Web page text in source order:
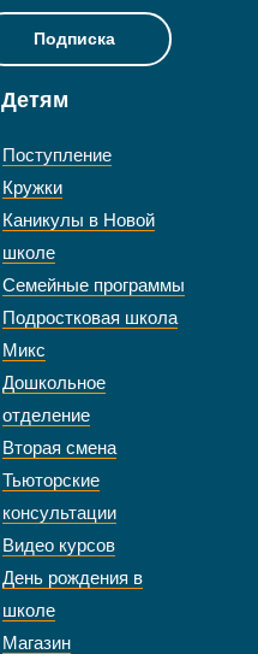
Детям
Поступление
Кружки
Каникулы в Новой
школе
Семейные программы
Подростковая школа
Микс
Дошкольное
отделение
Вторая смена
Тьюторские
консультации
Видео курсов
День рождения в
школе
Магазин
Подписка